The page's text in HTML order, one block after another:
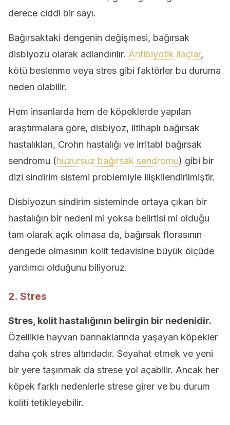
derece ciddi bir sayı.
Bağırsaktaki dengenin ​​değişmesi, bağırsak
disbiyozu olarak adlandırılır. Antibiyotik ilaçlar,
kötü beslenme veya stres gibi faktörler bu duruma
neden olabilir.
Hem insanlarda hem de köpeklerde yapılan
araştırmalara göre, disbiyoz, iltihaplı bağırsak
hastalıkları, Crohn hastalığı ve irritabl bağırsak
sendromu (huzursuz bağırsak sendromu) gibi bir
dizi sindirim sistemi problemiyle ilişkilendirilmiştir.
Disbiyozun sindirim sisteminde ortaya çıkan bir
hastalığın bir nedeni mi yoksa belirtisi mi olduğu
tam olarak açık olmasa da, bağırsak florasının
dengede olmasının kolit tedavisine büyük ölçüde
yardımcı olduğunu biliyoruz.
2. Stres
Stres, kolit hastalığının belirgin bir nedenidir.
Özellikle hayvan barınaklarında yaşayan köpekler
daha çok stres altındadır. Seyahat etmek ve yeni
bir yere taşınmak da strese yol açabilir. Ancak her
köpek farklı nedenlerle strese girer ve bu durum
koliti tetikleyebilir.